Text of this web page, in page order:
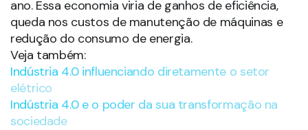
ano. Essa economia viria de ganhos de eficiência,
queda nos custos de manutenção de máquinas e
redução do consumo de energia.
Veja também:
Indústria 4.0 influenciando diretamente o setor
elétrico
Indústria 4.0 e o poder da sua transformação na
sociedade